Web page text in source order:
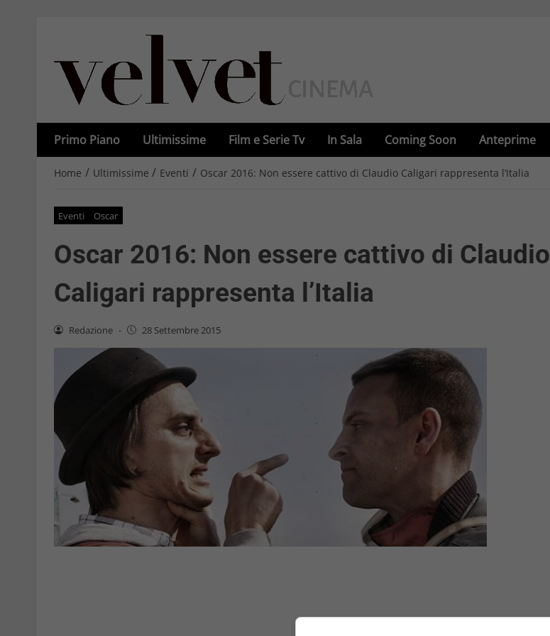
Primo Piano Ultimissime Film e Serie Tv In Sala Coming Soon Anteprime
Home / Ultimissime / Eventi / Oscar 2016: Non essere cattivo di Claudio Caligari rappresenta l’Italia
Eventi Oscar
Oscar 2016: Non essere cattivo di Claudio
Caligari rappresenta l’Italia
Redazione - 28 Settembre 2015